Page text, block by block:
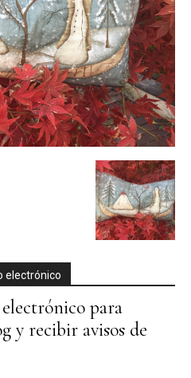
electrónico
para
y recibir avisos de